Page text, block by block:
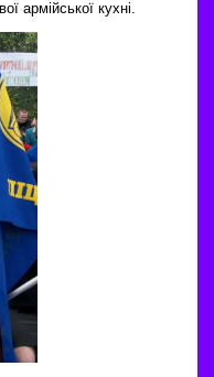
армійської кухні.